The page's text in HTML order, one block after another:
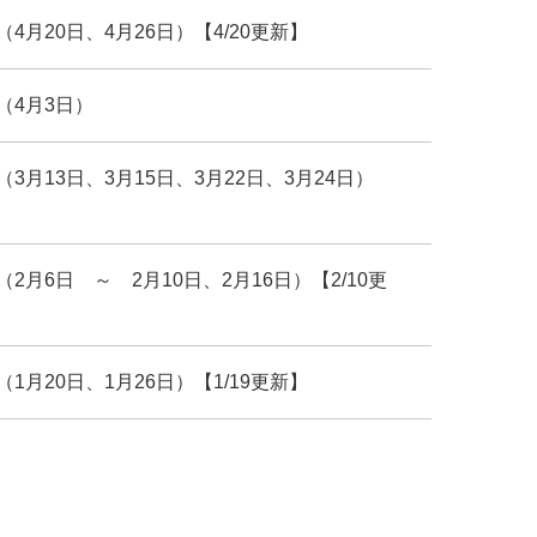
4月20日、4月26日）【4/20更新】
4月3日）
3月13日、3月15日、3月22日、3月24日）
2月6日 ～ 2月10日、2月16日）【2/10更
1月20日、1月26日）【1/19更新】